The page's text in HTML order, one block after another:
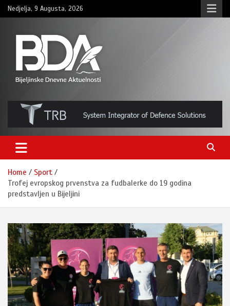
Skip
to
Nedjelja, 9 Augusta, 2026
BNDAN.com
Home
Sport
Trofej evropskog prvenstva za fudbalerke do 19 godina
predstavljen u Bijeljini